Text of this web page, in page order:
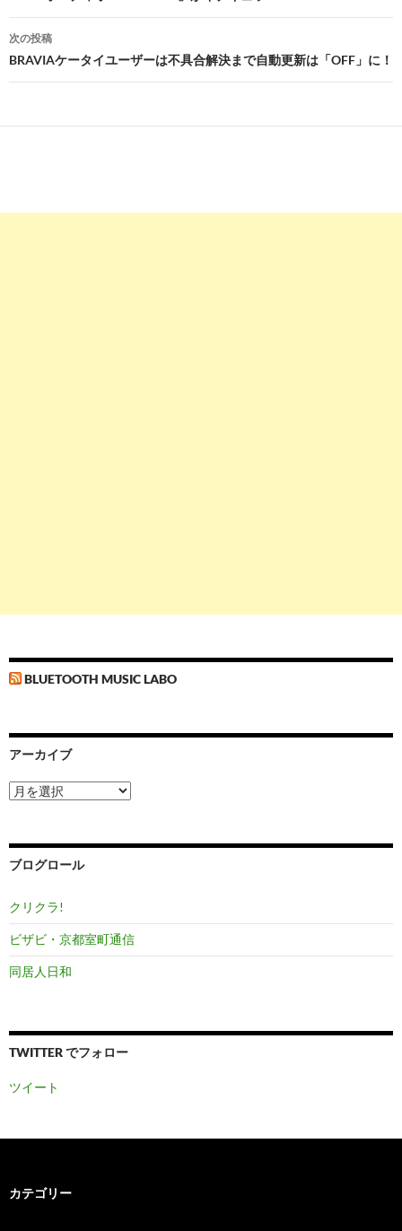
ナ
ビ
ゲ
ー
ン
次の投稿
BRAVIAケータイユーザーは不具合解決まで自動更新は「OFF」に！
BLUETOOTH MUSIC LABO
アーカイブ
ア
ー
ブ
ブログロール
クリクラ!
ビザビ・京都室町通信
同居人日和
TWITTER でフォロー
ツイート
カテゴリー